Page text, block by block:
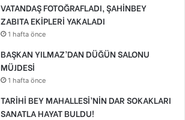
VATANDAŞ FOTOĞRAFLADI, ŞAHİNBEY
ZABITA EKİPLERİ YAKALADI
1 hafta önce
BAŞKAN YILMAZ’DAN DÜĞÜN SALONU
MÜJDESİ
1 hafta önce
TARİHİ BEY MAHALLESİ’NİN DAR SOKAKLARI
SANATLA HAYAT BULDU!